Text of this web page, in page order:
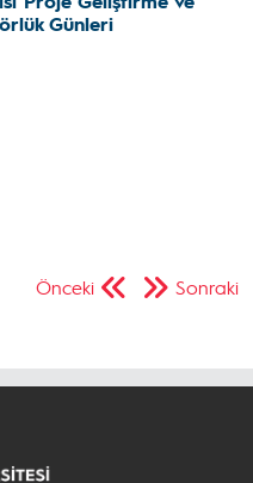
Günleri
Önceki Sonraki